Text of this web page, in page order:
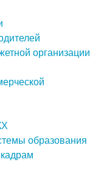
организации
образования